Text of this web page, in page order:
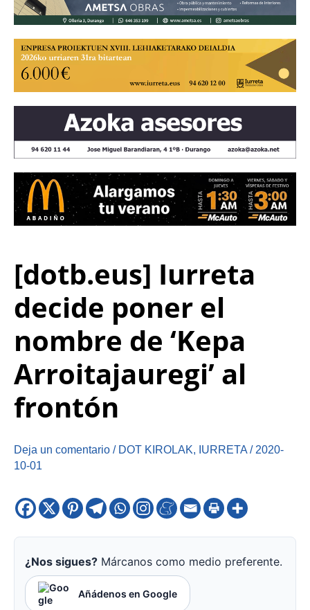
[dotb.eus] Iurreta
decide poner el
nombre de ‘Kepa
Arroitajauregi’ al
frontón
Deja un comentario / DOT KIROLAK, IURRETA / 2020-
10-01
¿Nos sigues? Márcanos como medio preferente.
Añádenos en Google